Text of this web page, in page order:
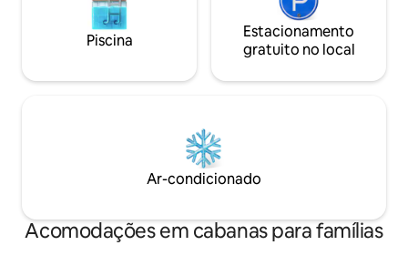
Piscina
Estacionamento
gratuito no local
Ar-condicionado
Acomodações em cabanas para famílias